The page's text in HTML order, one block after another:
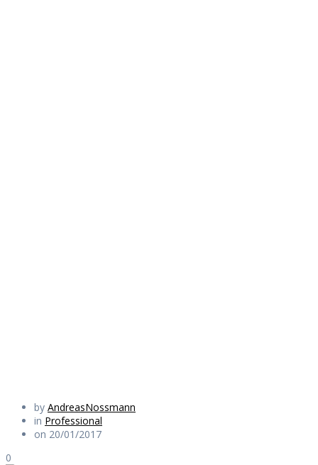
by AndreasNossmann
in Professional
on 20/01/2017
0